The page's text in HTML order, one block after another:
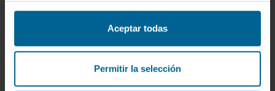
Aceptar todas
Permitir la selección